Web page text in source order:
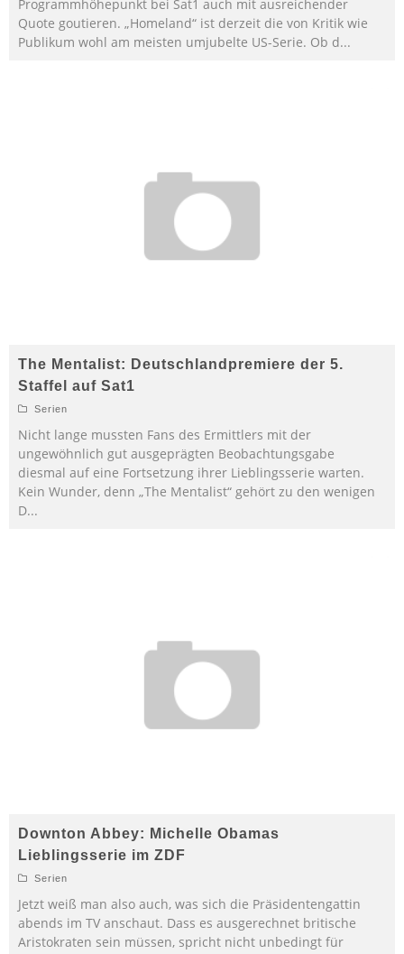
Programmhöhepunkt bei Sat1 auch mit ausreichender
Quote goutieren. „Homeland“ ist derzeit die von Kritik wie
Publikum wohl am meisten umjubelte US-Serie. Ob d...
The Mentalist: Deutschlandpremiere der 5.
Staffel auf Sat1
Serien
Nicht lange mussten Fans des Ermittlers mit der
ungewöhnlich gut ausgeprägten Beobachtungsgabe
diesmal auf eine Fortsetzung ihrer Lieblingsserie warten.
Kein Wunder, denn „The Mentalist“ gehört zu den wenigen
D...
Downton Abbey: Michelle Obamas
Lieblingsserie im ZDF
Serien
Jetzt weiß man also auch, was sich die Präsidentengattin
abends im TV anschaut. Dass es ausgerechnet britische
Aristokraten sein müssen, spricht nicht unbedingt für